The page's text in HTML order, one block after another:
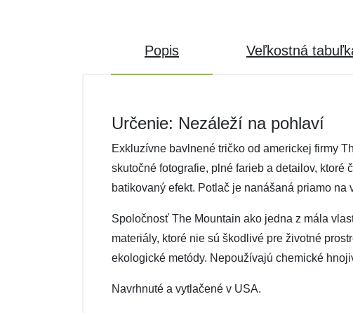
Popis Veľkostná
Určenie: Nezáleží na pohlaví
Exkluzívne bavlnené tričko od americkej firmy
skutočné fotografie, plné farieb a detailov, ktoré
batikovaný efekt. Potlač je nanášaná priamo
Spoločnosť The Mountain ako jedna z mála
materiály, ktoré nie sú škodlivé pre životné
ekologické metódy. Nepoužívajú chemické
Navrhnuté a vytlačené v USA.